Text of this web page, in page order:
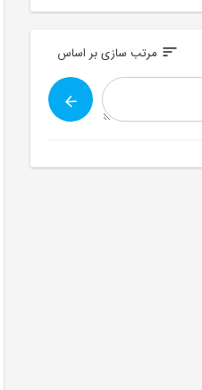
sort مرتب سازی بر اساس